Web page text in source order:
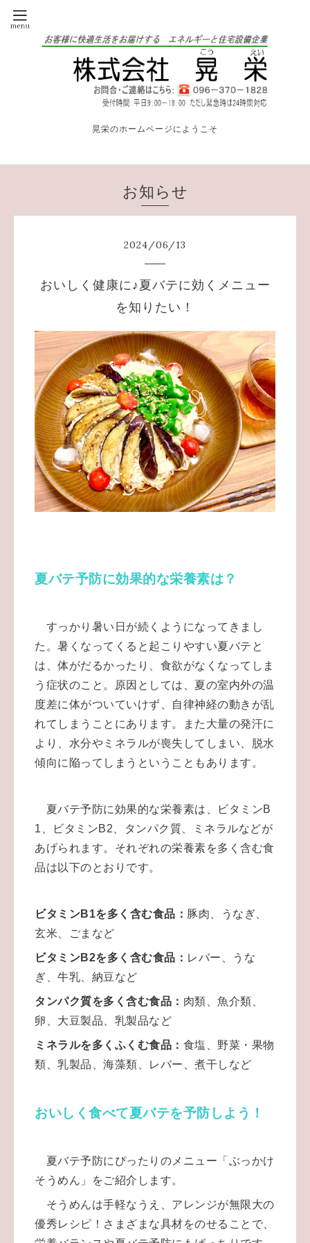
晃栄のホームページにようこそ
お知らせ
2024/06/13
おいしく健康に♪夏バテに効くメニュー
を知りたい！
夏バテ予防に効果的な栄養素は？
すっかり暑い日が続くようになってきまし
た。暑くなってくると起こりやすい夏バテと
は、体がだるかったり、食欲がなくなってしま
う症状のこと。原因としては、夏の室内外の温
度差に体がついていけず、自律神経の動きが乱
れてしまうことにあります。また大量の発汗に
より、水分やミネラルが喪失してしまい、脱水
傾向に陥ってしまうということもあります。
夏バテ予防に効果的な栄養素は、ビタミンB
1、ビタミンB2、タンパク質、ミネラルなどが
あげられます。それぞれの栄養素を多く含む食
品は以下のとおりです。
ビタミンB1を多く含む食品： 豚肉、うなぎ、
玄米、ごまなど
ビタミンB2を多く含む食品： レバー、うな
ぎ、牛乳、納豆など
タンパク質を多く含む食品： 肉類、魚介類、
卵、大豆製品、乳製品など
ミネラルを多くふくむ食品： 食塩、野菜・果物
類、乳製品、海藻類、レバー、煮干しなど
おいしく食べて夏バテを予防しよう！
夏バテ予防にぴったりのメニュー「ぶっかけ
そうめん」をご紹介します。
そうめんは手軽なうえ、アレンジが無限大の
優秀レシピ！さまざまな具材をのせることで、